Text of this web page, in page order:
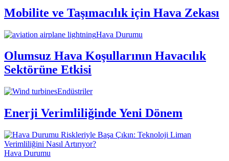
Mobilite ve Taşımacılık için Hava Zekası
Hava Durumu
Olumsuz Hava Koşullarının Havacılık
Sektörüne Etkisi
Endüstriler
Enerji Verimliliğinde Yeni Dönem
Hava Durumu